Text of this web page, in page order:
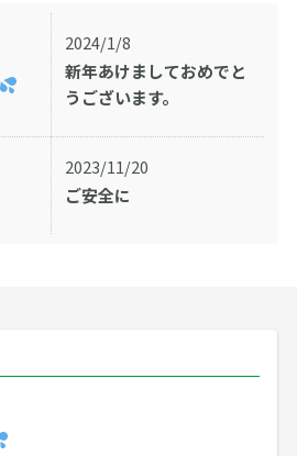
2024/1/8
新年あけましておめでと
うございます。
2023/11/20
ご安全に